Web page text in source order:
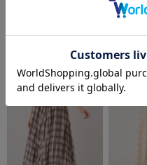
ックハーフスリーブジャ
¥19,800
2BUY10%OFF
EMOELLE
ックハー
ケット